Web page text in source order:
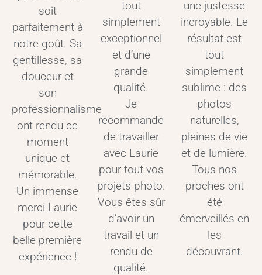
soit
parfaitement à
notre goût. Sa
gentillesse, sa
douceur et
son
professionnalisme
ont rendu ce
moment
unique et
mémorable.
Un immense
merci Laurie
pour cette
belle première
expérience !
tout
simplement
exceptionnel
et d’une
grande
qualité.
Je
recommande
de travailler
avec Laurie
pour tout vos
projets photo.
Vous êtes sûr
d’avoir un
travail et un
rendu de
qualité.
une justesse
incroyable. Le
résultat est
tout
simplement
sublime : des
photos
naturelles,
pleines de vie
et de lumière.
Tous nos
proches ont
été
émerveillés en
les
découvrant.